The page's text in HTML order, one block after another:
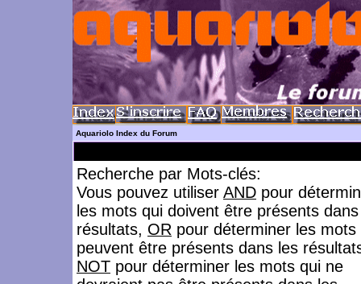
Aquariolo Index du Forum
Recherche par Mots-clés:
Vous pouvez utiliser AND pour
les mots qui doivent être présents
résultats, OR pour déterminer les mots
peuvent être présents dans les
NOT pour déterminer les mots qui ne